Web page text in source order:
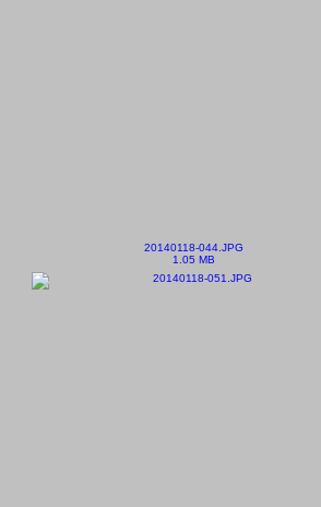
20140118-044.JPG
1.05 MB